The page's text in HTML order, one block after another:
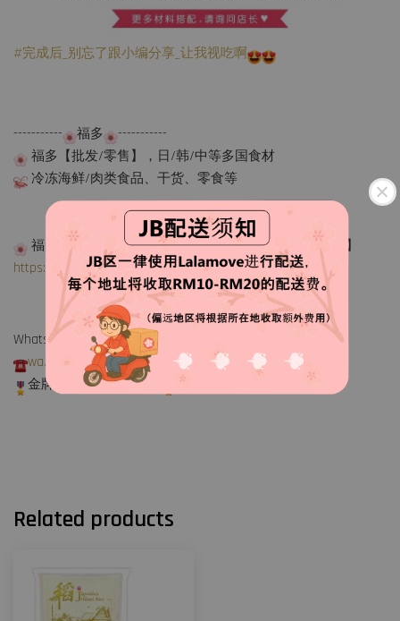
#完成后_别忘了跟小编分享_让我视吃啊
----------- 福多
-----------
福多【批发/零售】，日/韩/中等多国食材
冷冻海鲜/肉类食品、干货、零食等
福多Fudo Trading【正品商家】【只此一家，绝无分行】
https://www.facebook.com/FUDO.Trading
WhatsApp: 016 717 6082 (Ricco)
wa.me/60167176082
金牌店长随时为你服务
Related products